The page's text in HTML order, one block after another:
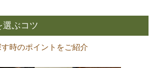
選ぶコツ
時のポイントをご紹介